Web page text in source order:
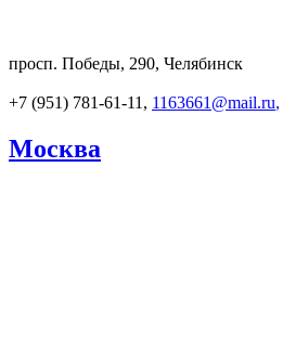
просп. Победы, 290, Челябинск
+7 (951) 781-61-11, 1163661@mail.ru,
Москва